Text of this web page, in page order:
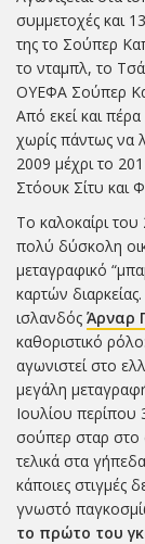
συμμετοχές και
της το Σούπερ
το νταμπλ, το
ΟΥΕΦΑ Σούπερ
Από εκεί και
χωρίς πάντως να
2009 μέχρι το
Στόουκ Σίτυ και
Το καλοκαίρι του
πολύ δύσκολη
μεταγραφικό
καρτών
ισλανδός Άρναρ
καθοριστικό
αγωνιστεί στο
μεγάλη
Ιουλίου
σούπερ σταρ στο
τελικά στα
κάποιες στιγμές
γνωστό
το πρώτο του